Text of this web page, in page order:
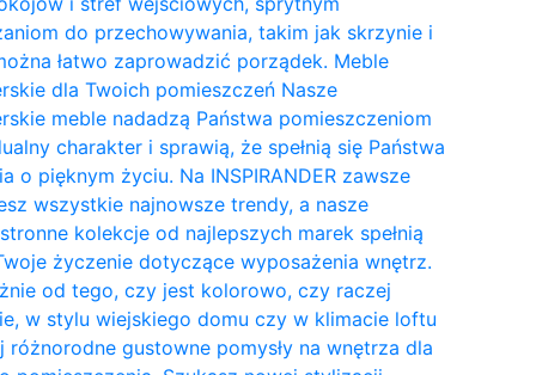
do przechowywania, takim jak skrzynie i
łatwo zaprowadzić porządek. Meble
dla Twoich pomieszczeń Nasze
meble nadadzą Państwa pomieszczeniom
charakter i sprawią, że spełnią się Państwa
o pięknym życiu. Na INSPIRANDER zawsze
wszystkie najnowsze trendy, a nasze
kolekcje od najlepszych marek spełnią
życzenie dotyczące wyposażenia wnętrz.
od tego, czy jest kolorowo, czy raczej
w stylu wiejskiego domu czy w klimacie loftu
różnorodne gustowne pomysły na wnętrza dla